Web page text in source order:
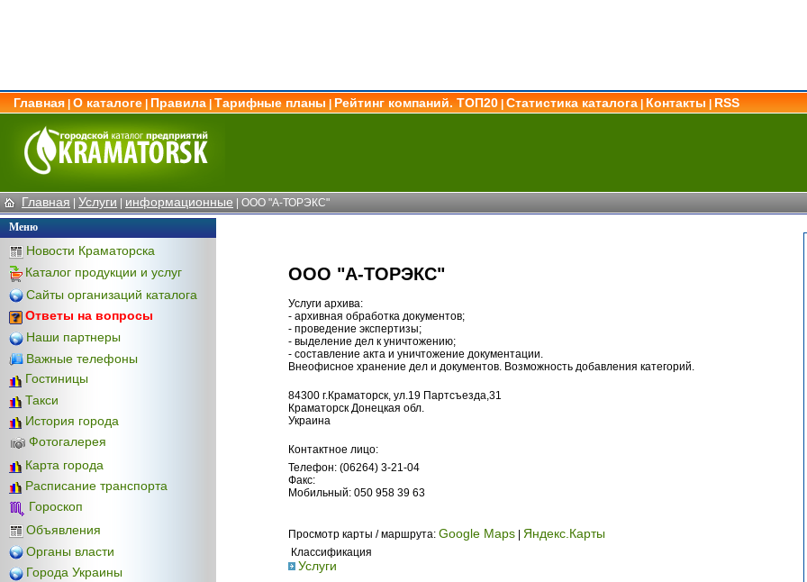
Главная О каталоге Правила Тарифные планы Рейтинг компаний. ТОП20 Статистика каталога Контакты
RSS
Главная | Услуги | информационные | ООО "А-ТОРЭКС"
Меню
Новости Краматорска
Каталог продукции и услуг
Сайты организаций каталога
Ответы на вопросы
Наши партнеры
Важные телефоны
Гостиницы
Такси
История города
Фотогалерея
Карта города
Расписание транспорта
Гороскоп
Объявления
Органы власти
Города Украины
ООО "А-ТОРЭКС"
Услуги архива:
- архивная обработка документов;
- проведение экспертизы;
- выделение дел к уничтожению;
- составление акта и уничтожение документации.
Внеофисное хранение дел и документов. Возможность добавления категорий.
84300 г.Краматорск, ул.19 Партсъезда,31
Краматорск Донецкая обл.
Украина
Контактное лицо:
Телефон: (06264) 3-21-04
Факс:
Мобильный: 050 958 39 63
Просмотр карты / маршрута: Google Maps | Яндекс.Карты
Классификация
Услуги